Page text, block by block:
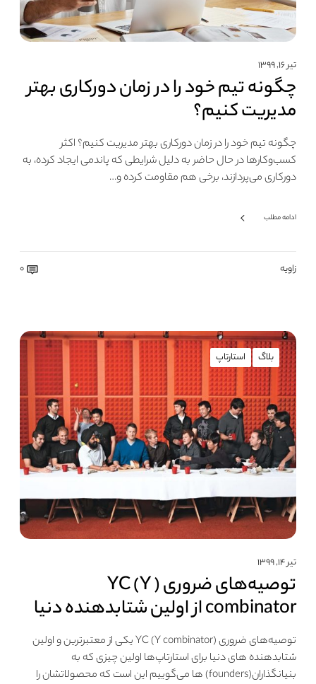
تیر ۱۶, ۱۳۹۹
چگونه تیم خود را در زمان دورکاری بهتر
مدیریت کنیم؟
چگونه تیم خود را در زمان دورکاری بهتر مدیریت کنیم؟ اکثر
کسب‌وکارها در حال حاضر به دلیل شرایطی که پاندمی ایجاد کرده، به
دورکاری می‎‌پردازند، برخی هم مقاومت کرده و…
ادامه مطلب
زاویه 0
بلاگ استارتاپ
تیر ۱۴, ۱۳۹۹
توصیه‌های ضروری ( YC (Y
combinator از اولین شتابدهنده دنیا
توصیه‌های ضروری (YC (Y combinator یکی از معتبرترین و اولین
شتابدهنده های دنیا برای استارتاپ‌ها اولین چیزی که به
بنیانگذاران(founders) ها می‌گوییم این است که محصولاتشان را